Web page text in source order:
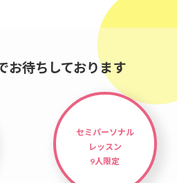
お待ちしております
セミパーソナル
レッスン
9人限定